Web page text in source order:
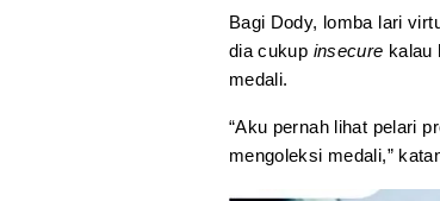
Bagi Dody, lomba lari
dia cukup insecure kalau
medali.
“Aku pernah lihat pelari
mengoleksi medali,”